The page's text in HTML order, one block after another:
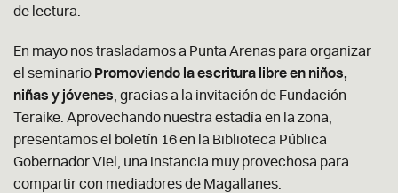
de lectura.
En mayo nos trasladamos a Punta Arenas para organizar
el seminario Promoviendo la escritura libre en niños,
niñas y jóvenes, gracias a la invitación de Fundación
Teraike. Aprovechando nuestra estadía en la zona,
presentamos el boletín 16 en la Biblioteca Pública
Gobernador Viel, una instancia muy provechosa para
compartir con mediadores de Magallanes.